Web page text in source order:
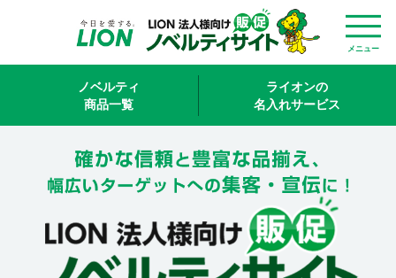
メニュー
ノベルティ
商品一覧
ライオンの
名入れサービス